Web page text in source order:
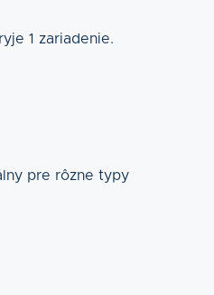
1 zariadenie.
pre rôzne typy